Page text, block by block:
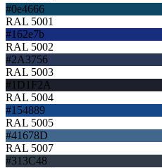
#0e4666
RAL 5001
#162e7b
RAL 5002
#2A3756
RAL 5003
#1D1F2A
RAL 5004
#154889
RAL 5005
#41678D
RAL 5007
#313C48